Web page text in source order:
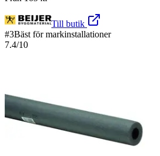
Till butik
#3Bäst för markinstallationer
7.4/10